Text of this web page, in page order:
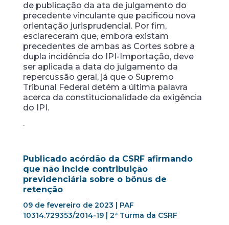
de publicação da ata de julgamento do
precedente vinculante que pacificou nova
orientação jurisprudencial. Por fim,
esclareceram que, embora existam
precedentes de ambas as Cortes sobre a
dupla incidência do IPI-Importação, deve
ser aplicada a data do julgamento da
repercussão geral, já que o Supremo
Tribunal Federal detém a última palavra
acerca da constitucionalidade da exigência
do IPI.
.
Publicado acórdão da CSRF afirmando
que não incide contribuição
previdenciária sobre o bônus de
retenção
09 de fevereiro de 2023 | PAF
10314.729353/2014-19 | 2ª Turma da CSRF